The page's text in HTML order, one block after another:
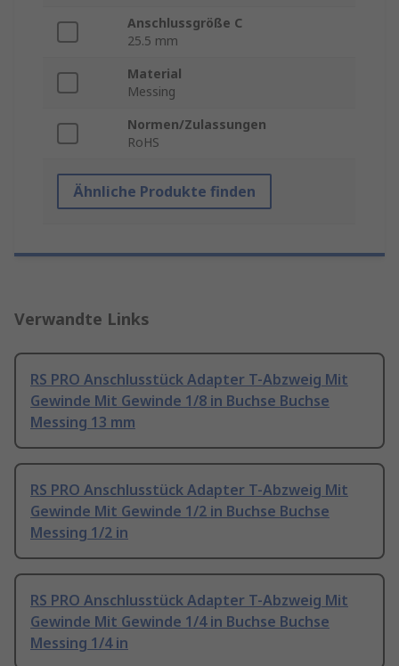
Anschlussgröße C
25.5 mm
Material
Messing
Normen/Zulassungen
RoHS
Ähnliche Produkte finden
Verwandte Links
RS PRO Anschlusstück Adapter T-Abzweig Mit
Gewinde Mit Gewinde 1/8 in Buchse Buchse
Messing 13 mm
RS PRO Anschlusstück Adapter T-Abzweig Mit
Gewinde Mit Gewinde 1/2 in Buchse Buchse
Messing 1/2 in
RS PRO Anschlusstück Adapter T-Abzweig Mit
Gewinde Mit Gewinde 1/4 in Buchse Buchse
Messing 1/4 in